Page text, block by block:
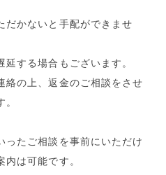
かないと手配ができませ
する場合もございます。
の上、返金のご相談をさせ
ったご相談を事前にいただけ
は可能です。